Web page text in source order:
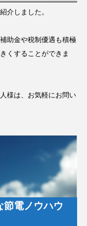
介しました。
助金や税制優遇も積極
くすることができま
様は、お気軽にお問い
節電ノウハウ